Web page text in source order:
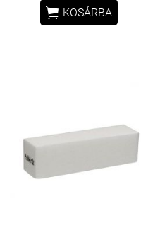
 KOSÁRBA